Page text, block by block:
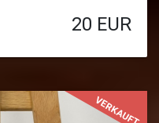
20 EUR
VERKAUFT